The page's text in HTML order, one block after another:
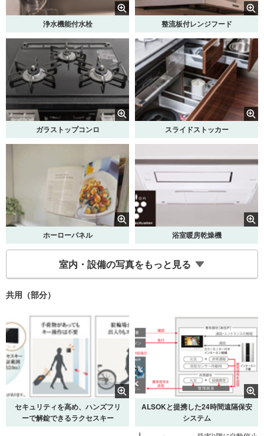
浄水機能付水栓 整流板付レンジフード
ガラストップコンロ スライドストッカー
ホーローパネル 浴室暖房乾燥機
カラリ床 クレイドル浴槽
室内・設備の写真をもっと見る
共用（部分）
セキュリティを高め、ハンズフリ
ーで解錠できるラクセスキー
ALSOKと提携した24時間遠隔保安
システム